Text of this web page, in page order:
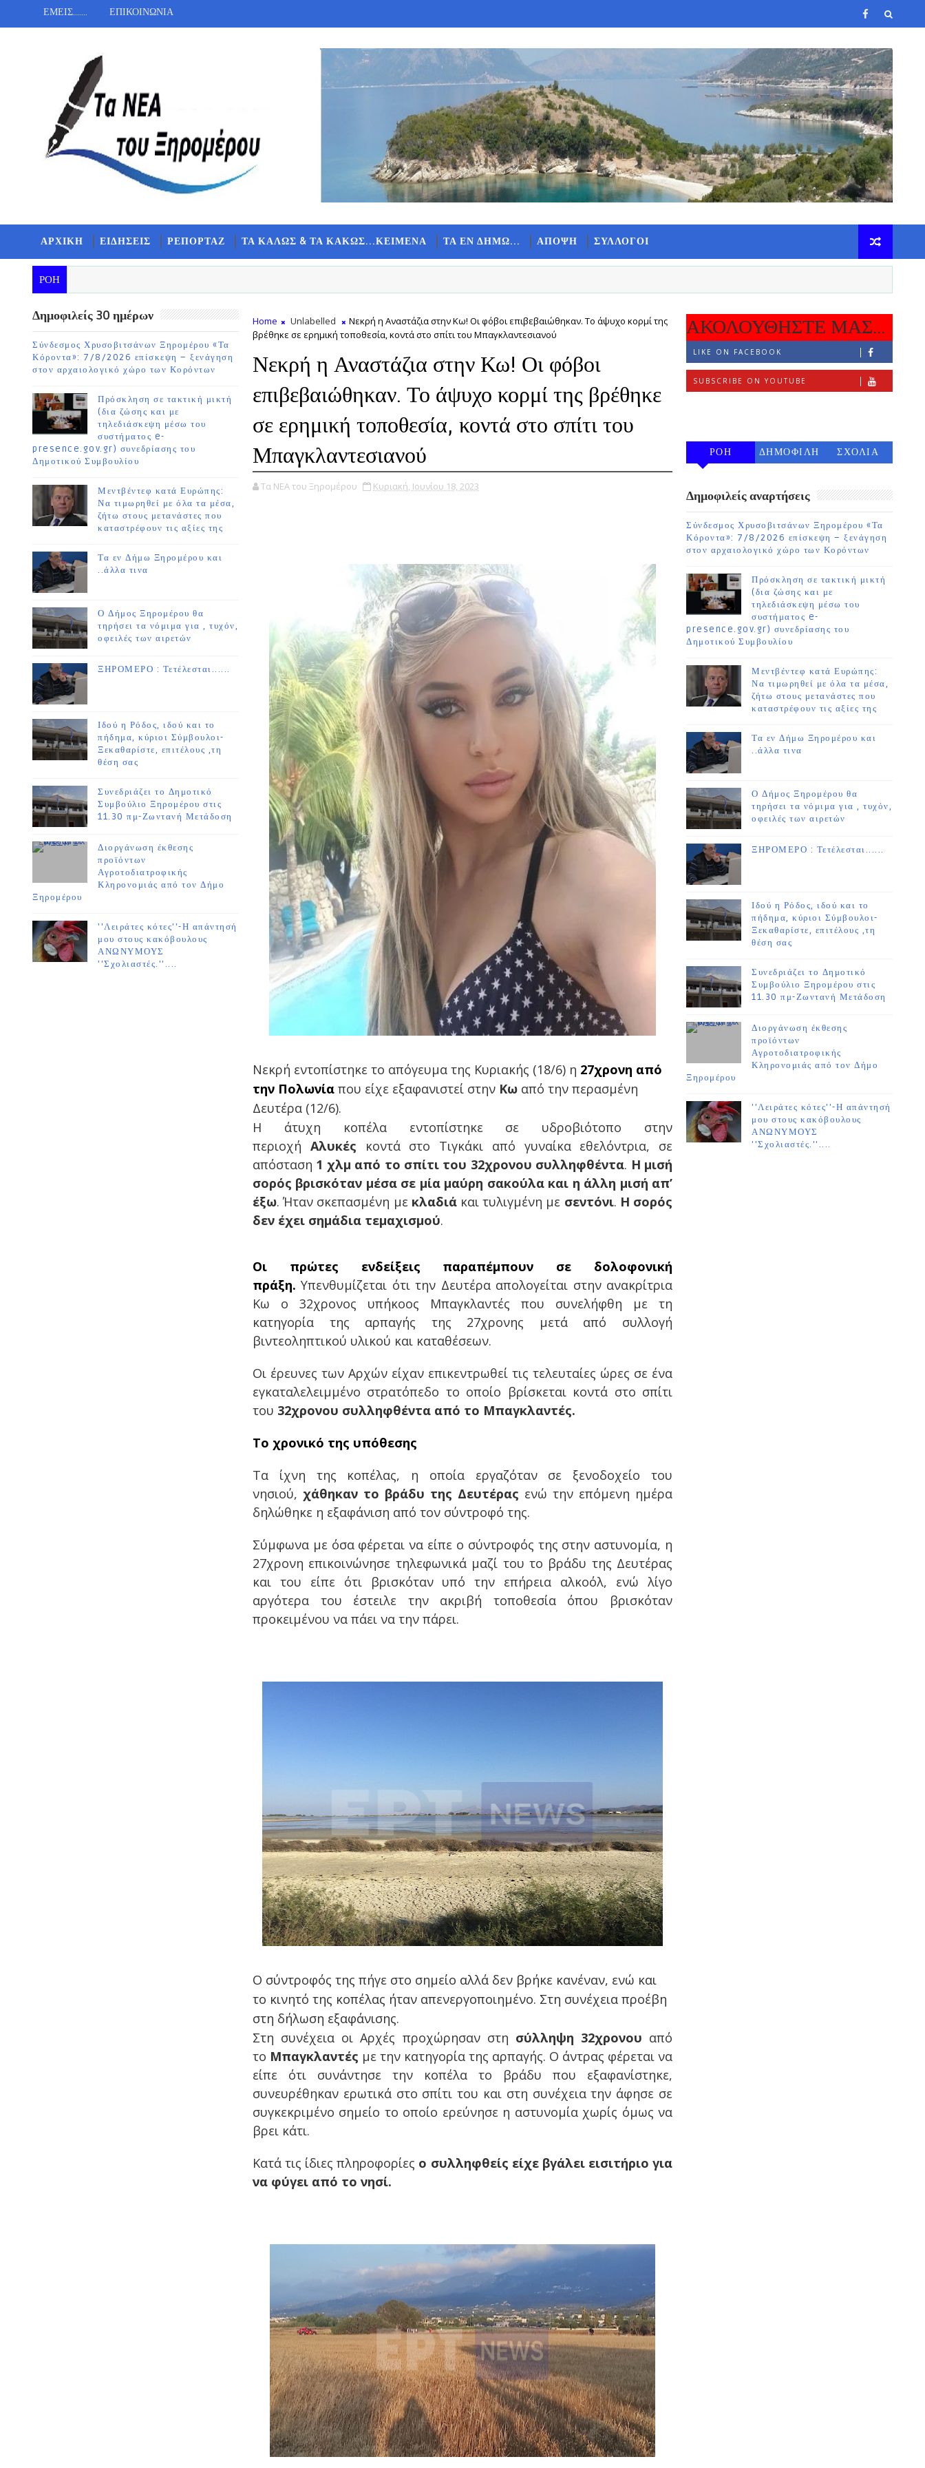
ΕΜΕΙΣ....... ΕΠΙΚΟΙΝΩΝΙΑ
ΑΡΧΙΚΗ ΕΙΔΗΣΕΙΣ ΡΕΠΟΡΤΑΖ ΤΑ ΚΑΛΩΣ & ΤΑ ΚΑΚΩΣ...ΚΕΙΜΕΝΑ ΤΑ ΕΝ ΔΗΜΩ... ΑΠΟΨΗ ΣΥΛΛΟΓΟΙ
ΡΟΗ
Δημοφιλείς 30 ημέρων
Σύνδεσμος Χρυσοβιτσάνων Ξηρομέρου «Τα
Κόροντα»: 7/8/2026 επίσκεψη – ξενάγηση
στον αρχαιολογικό χώρο των Κορόντων
Πρόσκληση σε τακτική μικτή
(δια ζώσης και με
τηλεδιάσκεψη μέσω του
συστήματος e-
presence.gov.gr) συνεδρίασης του
Δημοτικού Συμβουλίου
Μεντβέντεφ κατά Ευρώπης:
Να τιμωρηθεί με όλα τα μέσα,
ζήτω στους μετανάστες που
καταστρέφουν τις αξίες της
Τα εν Δήμω Ξηρομέρου και
..άλλα τινα
Ο Δήμος Ξηρομέρου θα
τηρήσει τα νόμιμα για , τυχόν,
οφειλές των αιρετών
ΞΗΡΟΜΕΡΟ : Τετέλεσται......
Ιδού η Ρόδος, ιδού και το
πήδημα, κύριοι Σύμβουλοι-
Ξεκαθαρίστε, επιτέλους ,τη
θέση σας
Συνεδριάζει το Δημοτικό
Συμβούλιο Ξηρομέρου στις
11.30 πμ-Ζωντανή Μετάδοση
Διοργάνωση έκθεσης
προϊόντων
Αγροτοδιατροφικής
Κληρονομιάς από τον Δήμο
Ξηρομέρου
''Λειράτες κότες''-Η απάντησή
μου στους κακόβουλους
ΑΝΩΝΥΜΟΥΣ
''Σχολιαστές.''....
Home Unlabelled
Νεκρή η Αναστάζια στην Κω! Οι φόβοι επιβεβαιώθηκαν. Το άψυχο κορμί της
βρέθηκε σε ερημική τοποθεσία, κοντά στο σπίτι του Μπαγκλαντεσιανού
Νεκρή η Αναστάζια στην Κω! Οι φόβοι
επιβεβαιώθηκαν. Το άψυχο κορμί της βρέθηκε
σε ερημική τοποθεσία, κοντά στο σπίτι του
Μπαγκλαντεσιανού
Τα ΝΕΑ του Ξηρομέρου Κυριακή, Ιουνίου 18, 2023
Νεκρή εντοπίστηκε το απόγευμα της Κυριακής (18/6) η 27χρονη από
την Πολωνία που είχε εξαφανιστεί στην Κω από την περασμένη
Δευτέρα (12/6).
Η άτυχη κοπέλα εντοπίστηκε σε υδροβιότοπο στην
περιοχή Αλυκές
κοντά στο Τιγκάκι από γυναίκα εθελόντρια, σε
απόσταση 1 χλμ από το σπίτι του 32χρονου συλληφθέντα. Η μισή
σορός βρισκόταν μέσα σε μία μαύρη σακούλα και η άλλη μισή απ’
έξω. Ήταν σκεπασμένη με κλαδιά και τυλιγμένη με σεντόνι. Η σορός
δεν έχει σημάδια τεμαχισμού.
Οι πρώτες ενδείξεις παραπέμπουν σε δολοφονική
πράξη. Υπενθυμίζεται ότι την Δευτέρα απολογείται στην ανακρίτρια
Κω ο 32χρονος υπήκοος Μπαγκλαντές που συνελήφθη με τη
κατηγορία της αρπαγής της 27χρονης μετά από συλλογή
βιντεοληπτικού υλικού και καταθέσεων.
Οι έρευνες των Αρχών είχαν επικεντρωθεί τις τελευταίες ώρες σε ένα
εγκαταλελειμμένο στρατόπεδο το οποίο βρίσκεται κοντά στο σπίτι
του 32χρονου συλληφθέντα από το Μπαγκλαντές.
Το χρονικό της υπόθεσης
Τα ίχνη της κοπέλας, η οποία εργαζόταν σε ξενοδοχείο του
νησιού, χάθηκαν το βράδυ της Δευτέρας ενώ την επόμενη ημέρα
δηλώθηκε η εξαφάνιση από τον σύντροφό της.
Σύμφωνα με όσα φέρεται να είπε ο σύντροφός της στην αστυνομία, η
27χρονη επικοινώνησε τηλεφωνικά μαζί του το βράδυ της Δευτέρας
και του είπε ότι βρισκόταν υπό την επήρεια αλκοόλ, ενώ λίγο
αργότερα του έστειλε την ακριβή τοποθεσία όπου βρισκόταν
προκειμένου να πάει να την πάρει.
Ο σύντροφός της πήγε στο σημείο αλλά δεν βρήκε κανέναν, ενώ και
το κινητό της κοπέλας ήταν απενεργοποιημένο. Στη συνέχεια προέβη
στη δήλωση εξαφάνισης.
Στη συνέχεια οι Αρχές προχώρησαν στη σύλληψη 32χρονου από
το Μπαγκλαντές με την κατηγορία της αρπαγής. Ο άντρας φέρεται να
είπε ότι συνάντησε την κοπέλα το βράδυ που εξαφανίστηκε,
συνευρέθηκαν ερωτικά στο σπίτι του και στη συνέχεια την άφησε σε
συγκεκριμένο σημείο το οποίο ερεύνησε η αστυνομία χωρίς όμως να
βρει κάτι.
Κατά τις ίδιες πληροφορίες ο συλληφθείς είχε βγάλει εισιτήριο για
να φύγει από το νησί.
ΑΚΟΛΟΥΘΗΣΤΕ ΜΑΣ...
LIKE ON FACEBOOK
SUBSCRIBE ON YOUTUBE
ΡΟΗ
ΔΗΜΟΦΙΛΗ
ΣΧΟΛΙΑ
Δημοφιλείς αναρτήσεις
Σύνδεσμος Χρυσοβιτσάνων Ξηρομέρου «Τα
Κόροντα»: 7/8/2026 επίσκεψη – ξενάγηση
στον αρχαιολογικό χώρο των Κορόντων
Πρόσκληση σε τακτική μικτή
(δια ζώσης και με
τηλεδιάσκεψη μέσω του
συστήματος e-
presence.gov.gr) συνεδρίασης του
Δημοτικού Συμβουλίου
Μεντβέντεφ κατά Ευρώπης:
Να τιμωρηθεί με όλα τα μέσα,
ζήτω στους μετανάστες που
καταστρέφουν τις αξίες της
Τα εν Δήμω Ξηρομέρου και
..άλλα τινα
Ο Δήμος Ξηρομέρου θα
τηρήσει τα νόμιμα για , τυχόν,
οφειλές των αιρετών
ΞΗΡΟΜΕΡΟ : Τετέλεσται......
Ιδού η Ρόδος, ιδού και το
πήδημα, κύριοι Σύμβουλοι-
Ξεκαθαρίστε, επιτέλους ,τη
θέση σας
Συνεδριάζει το Δημοτικό
Συμβούλιο Ξηρομέρου στις
11.30 πμ-Ζωντανή Μετάδοση
Διοργάνωση έκθεσης
προϊόντων
Αγροτοδιατροφικής
Κληρονομιάς από τον Δήμο
Ξηρομέρου
''Λειράτες κότες''-Η απάντησή
μου στους κακόβουλους
ΑΝΩΝΥΜΟΥΣ
''Σχολιαστές.''....